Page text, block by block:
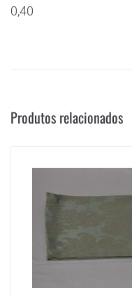
0,40
Produtos relacionados